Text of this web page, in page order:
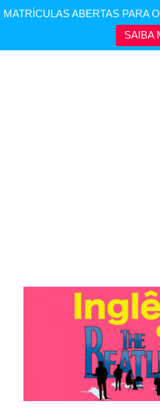
MATRÍCULAS ABERTAS PARA
SAIBA